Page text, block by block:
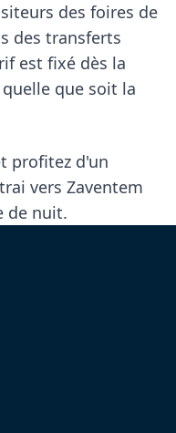
des foires de
des transferts
est fixé dès la
que soit la
profitez d'un
vers Zaventem
de nuit.